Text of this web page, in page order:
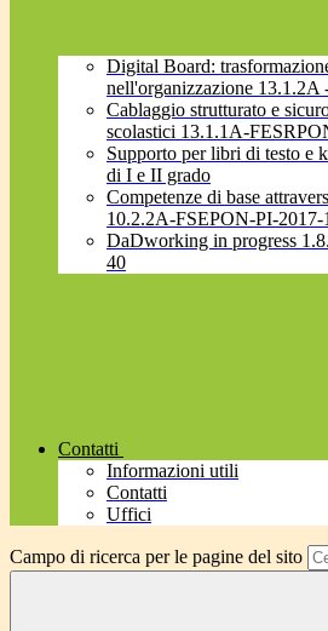
Digital Board:
nell'organizzazione
Cablaggio strutturato e
scolastici 13.1.1A-
Supporto per libri di testo e
di I e II grado
Competenze di base
10.2.2A-FSEPON-PI-2017-
DaDworking in progress
40
Contatti
Informazioni utili
Contatti
Uffici
Campo di ricerca per le pagine del sito